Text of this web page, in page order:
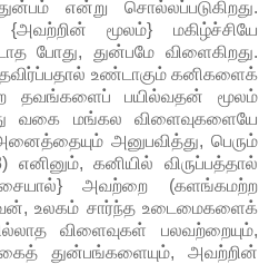
என்று சொல்லப்படுகிறது.
மூலம்} மகிழ்ச்சியே
போது, துன்பமே விளைகிறது.
உண்டாகும் கனிகளைக்
தவங்களைப் பயில்வதன் மூலம்
வகை மங்கல விளைவுகளையே
அனுபவித்து, பெரும்
எனினும், கனியில் விருப்பத்தால்
அவற்றை (களங்கமற்ற
உலகம் சார்ந்த உடைமைகளைக்
விளைவுகள் பலவற்றையும்,
துன்பங்களையும், அவற்றின்